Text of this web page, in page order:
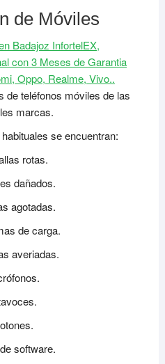
de Móviles
de teléfonos móviles de las
marcas.
se encuentran:
rotas.
dañados.
agotadas.
de carga.
averiadas.
software.